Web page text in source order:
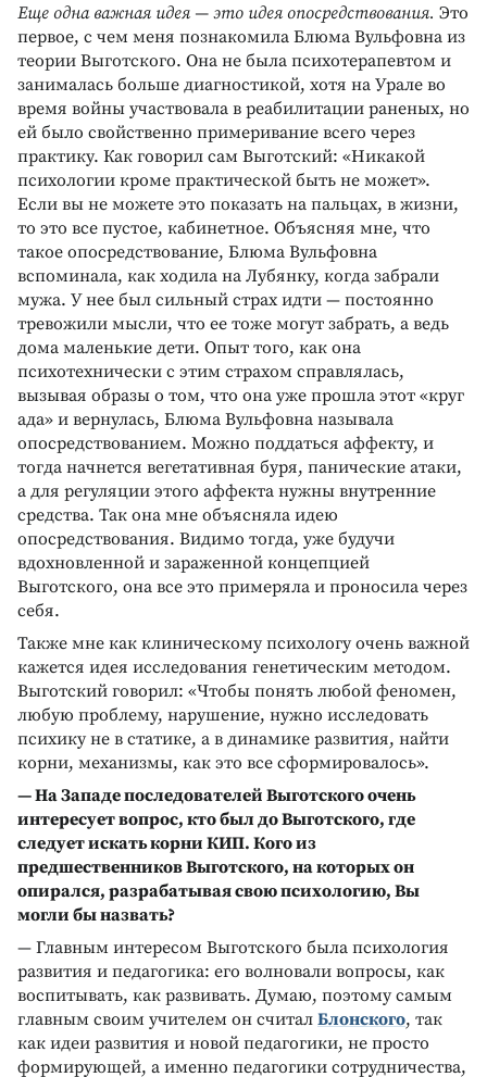
Еще одна важная идея — это идея опосредствования. Это
первое, с чем меня познакомила Блюма Вульфовна из
теории Выготского. Она не была психотерапевтом и
занималась больше диагностикой, хотя на Урале во
время войны участвовала в реабилитации раненых, но
ей было свойственно примеривание всего через
практику. Как говорил сам Выготский: «Никакой
психологии кроме практической быть не может».
Если вы не можете это показать на пальцах, в жизни,
то это все пустое, кабинетное. Объясняя мне, что
такое опосредствование, Блюма Вульфовна
вспоминала, как ходила на Лубянку, когда забрали
мужа. У нее был сильный страх идти — постоянно
тревожили мысли, что ее тоже могут забрать, а ведь
дома маленькие дети. Опыт того, как она
психотехнически с этим страхом справлялась,
вызывая образы о том, что она уже прошла этот «круг
ада» и вернулась, Блюма Вульфовна называла
опосредствованием. Можно поддаться аффекту, и
тогда начнется вегетативная буря, панические атаки,
а для регуляции этого аффекта нужны внутренние
средства. Так она мне объясняла идею
опосредствования. Видимо тогда, уже будучи
вдохновленной и зараженной концепцией
Выготского, она все это примеряла и проносила через
себя.
Также мне как клиническому психологу очень важной
кажется идея исследования генетическим методом.
Выготский говорил: «Чтобы понять любой феномен,
любую проблему, нарушение, нужно исследовать
психику не в статике, а в динамике развития, найти
корни, механизмы, как это все сформировалось».
— На Западе последователей Выготского очень
интересует вопрос, кто был до Выготского, где
следует искать корни КИП. Кого из
предшественников Выготского, на которых он
опирался, разрабатывая свою психологию, Вы
могли бы назвать?
— Главным интересом Выготского была психология
развития и педагогика: его волновали вопросы, как
воспитывать, как развивать. Думаю, поэтому самым
главным своим учителем он считал Блонского, так
как идеи развития и новой педагогики, не просто
формирующей, а именно педагогики сотрудничества,